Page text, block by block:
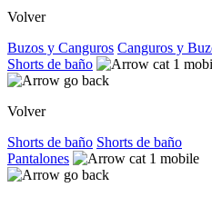
Volver
Buzos y Canguros Canguros y
Shorts de baño
Volver
Shorts de baño Shorts de baño
Pantalones